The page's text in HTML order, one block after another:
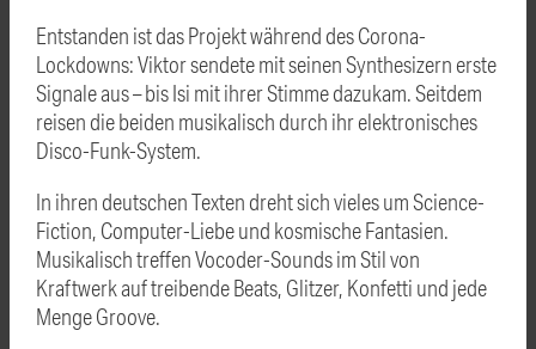
Entstanden ist das Projekt während des Corona-
Lockdowns: Viktor sendete mit seinen Synthesizern erste
Signale aus – bis Isi mit ihrer Stimme dazukam. Seitdem
reisen die beiden musikalisch durch ihr elektronisches
Disco-Funk-System.
In ihren deutschen Texten dreht sich vieles um Science-
Fiction, Computer-Liebe und kosmische Fantasien.
Musikalisch treffen Vocoder-Sounds im Stil von
Kraftwerk auf treibende Beats, Glitzer, Konfetti und jede
Menge Groove.